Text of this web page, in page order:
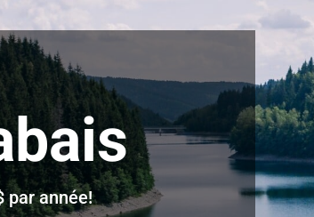
par année!